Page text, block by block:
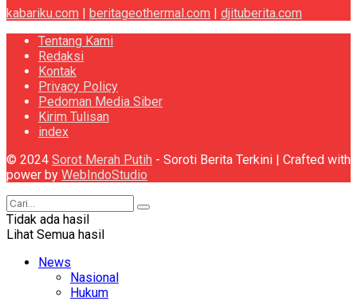
kabariku.com | beritageothermal.com | djituberita.com
Tentang Kami
Redaksi
Kontak
Privacy Policy
Pedoman Media Siber
Kirim Tulisan
index
© 2024 Sorot Merah Putih - Soroti Berita Terkini | Crafted with
power by WebIndoStudio
Tidak ada hasil
Lihat Semua hasil
News
Nasional
Hukum